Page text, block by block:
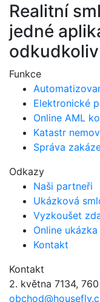
Realitní
jedné
odkudkoliv
Funkce
Elektronické
Online AML
Katastr
Správa
Odkazy
Naši partneři
Ukázková
Vyzkoušet
Online ukázka
Kontakt
Kontakt
2. května 7134,